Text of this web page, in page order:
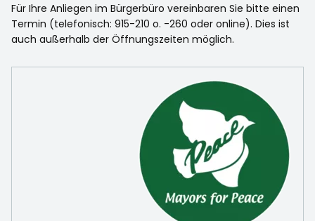
Für Ihre Anliegen im Bürgerbüro vereinbaren Sie bitte einen
Termin (telefonisch: 915-210 o. -260 oder online). Dies ist
auch außerhalb der Öffnungszeiten möglich.